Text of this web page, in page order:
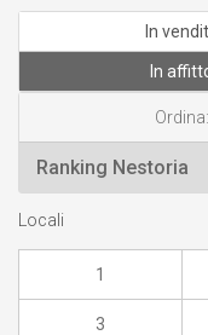
In
In
Ordina:
Locali
1
3